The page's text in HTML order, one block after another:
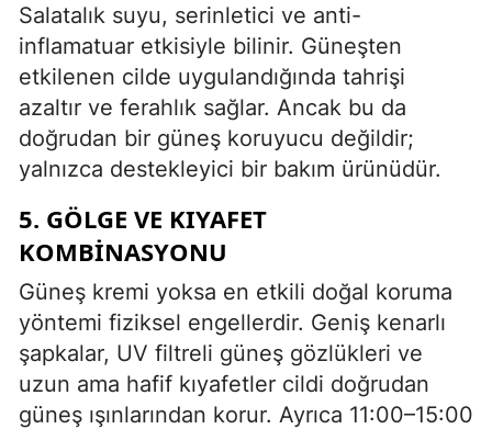
Salatalık suyu, serinletici ve anti-
inflamatuar etkisiyle bilinir. Güneşten
etkilenen cilde uygulandığında tahrişi
azaltır ve ferahlık sağlar. Ancak bu da
doğrudan bir güneş koruyucu değildir;
yalnızca destekleyici bir bakım ürünüdür.
5. GÖLGE VE KIYAFET
KOMBINASYONU
Güneş kremi yoksa en etkili doğal koruma
yöntemi fiziksel engellerdir. Geniş kenarlı
şapkalar, UV filtreli güneş gözlükleri ve
uzun ama hafif kıyafetler cildi doğrudan
güneş ışınlarından korur. Ayrıca 11:00–15:00